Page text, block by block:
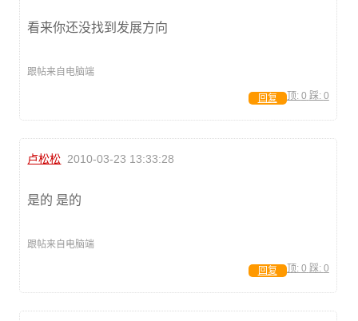
看来你还没找到发展方向
跟帖来自电脑端
顶: 0 踩: 0
回复
卢松松 2010-03-23 13:33:28
是的 是的
跟帖来自电脑端
顶: 0 踩: 0
回复